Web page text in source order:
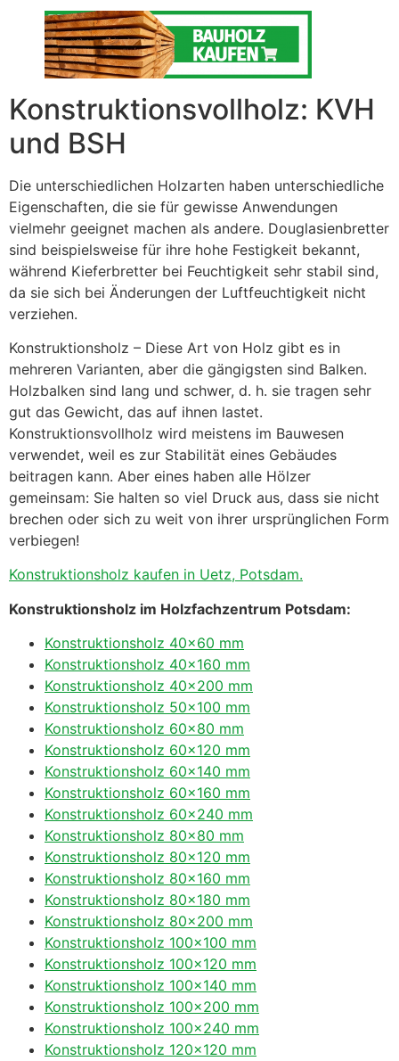
Konstruktionsvollholz: KVH
und BSH
Die unterschiedlichen Holzarten haben unterschiedliche
Eigenschaften, die sie für gewisse Anwendungen
vielmehr geeignet machen als andere. Douglasienbretter
sind beispielsweise für ihre hohe Festigkeit bekannt,
während Kieferbretter bei Feuchtigkeit sehr stabil sind,
da sie sich bei Änderungen der Luftfeuchtigkeit nicht
verziehen.
Konstruktionsholz – Diese Art von Holz gibt es in
mehreren Varianten, aber die gängigsten sind Balken.
Holzbalken sind lang und schwer, d. h. sie tragen sehr
gut das Gewicht, das auf ihnen lastet.
Konstruktionsvollholz wird meistens im Bauwesen
verwendet, weil es zur Stabilität eines Gebäudes
beitragen kann. Aber eines haben alle Hölzer
gemeinsam: Sie halten so viel Druck aus, dass sie nicht
brechen oder sich zu weit von ihrer ursprünglichen Form
verbiegen!
Konstruktionsholz kaufen in Uetz, Potsdam.
Konstruktionsholz im Holzfachzentrum Potsdam:
Konstruktionsholz 40×60 mm
Konstruktionsholz 40×160 mm
Konstruktionsholz 40×200 mm
Konstruktionsholz 50×100 mm
Konstruktionsholz 60×80 mm
Konstruktionsholz 60×120 mm
Konstruktionsholz 60×140 mm
Konstruktionsholz 60×160 mm
Konstruktionsholz 60×240 mm
Konstruktionsholz 80×80 mm
Konstruktionsholz 80×120 mm
Konstruktionsholz 80×160 mm
Konstruktionsholz 80×180 mm
Konstruktionsholz 80×200 mm
Konstruktionsholz 100×100 mm
Konstruktionsholz 100×120 mm
Konstruktionsholz 100×140 mm
Konstruktionsholz 100×200 mm
Konstruktionsholz 100×240 mm
Konstruktionsholz 120×120 mm